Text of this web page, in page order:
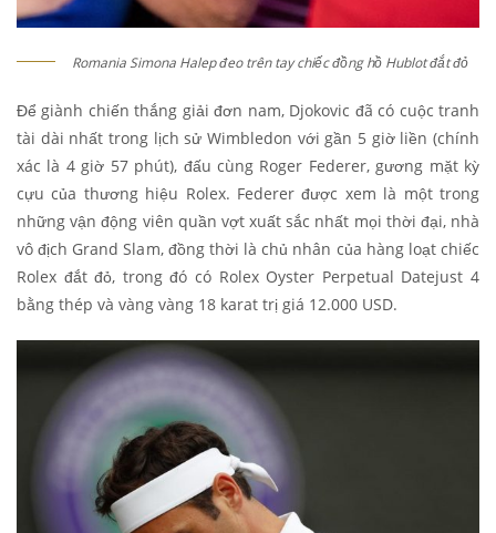
Romania Simona Halep đeo trên tay chiếc đồng hồ Hublot đắt đỏ
Để giành chiến thắng giải đơn nam, Djokovic đã có cuộc tranh
tài dài nhất trong lịch sử Wimbledon với gần 5 giờ liền (chính
xác là 4 giờ 57 phút), đấu cùng Roger Federer, gương mặt kỳ
cựu của thương hiệu Rolex. Federer được xem là một trong
những vận động viên quần vợt xuất sắc nhất mọi thời đại, nhà
vô địch Grand Slam, đồng thời là chủ nhân của hàng loạt chiếc
Rolex đắt đỏ, trong đó có Rolex Oyster Perpetual Datejust 4
bằng thép và vàng vàng 18 karat trị giá 12.000 USD.